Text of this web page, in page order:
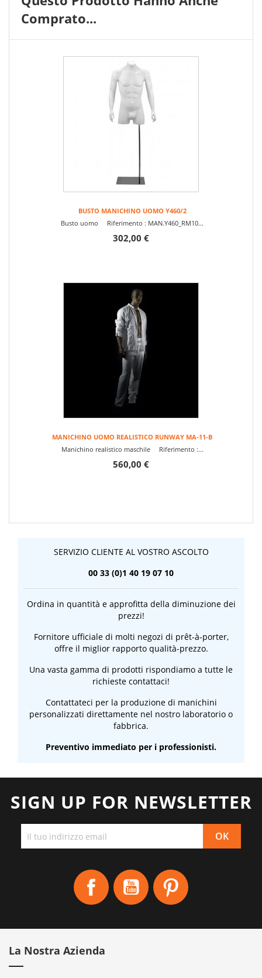
Comprato...
BUSTO MANICHINO UOMO Y460/2
Busto uomo Riferimento : MAN.Y460_RM10...
302,00 €
MANICHINO UOMO REALISTICO RUNWAY MA-11-B
Manichino realistico maschile Riferimento :...
560,00 €
SERVIZIO CLIENTE AL VOSTRO ASCOLTO
00 33 (0)1 40 19 07 10
Ordina in quantità e approfitta della diminuzione dei
prezzi!
Fornitore ufficiale di molti negozi di prêt-à-porter,
offre il miglior rapporto qualità-prezzo.
Una vasta gamma di prodotti rispondiamo a tutte le
richieste contattaci!
Contattateci per la produzione di manichini
personalizzati direttamente nel nostro laboratorio o
fabbrica.
Preventivo immediato per i professionisti.
SIGN UP FOR NEWSLETTER
Facebook YouTube
La Nostra Azienda